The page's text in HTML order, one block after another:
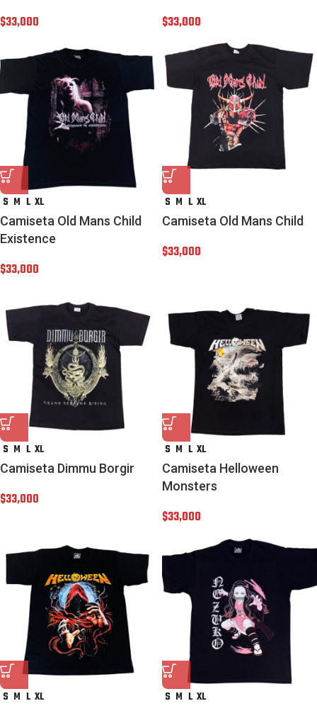
$33,000 $33,000
S M L XL
Camiseta Old Mans Child
Existence
$33,000
S M L XL
Camiseta Old Mans Child
$33,000
S M L XL
Camiseta Dimmu Borgir
$33,000
S M L XL
Camiseta Helloween
Monsters
$33,000
S M L XL S M L XL